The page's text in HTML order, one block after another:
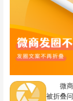
微商
被折叠